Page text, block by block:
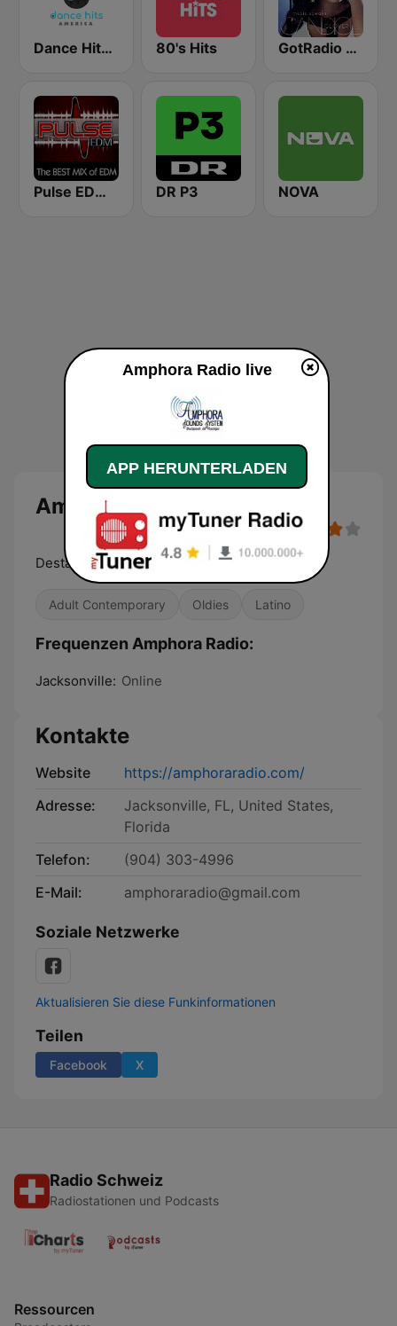
Dance Hits America 80's Hits GotRadio - Urban Lounge
Pulse EDM Dance Music DR P3 NOVA
Amphora Radio
Destapando la Nostalgia
Adult Contemporary Oldies Latino
Frequenzen Amphora Radio:
Jacksonville: Online
Kontakte
Website
https://amphoraradio.com/
Adresse:
Jacksonville, FL, United States,
Florida
Telefon:
(904) 303-4996
E-Mail:
amphoraradio@gmail.com
Soziale Netzwerke
Aktualisieren Sie diese Funkinformationen
Teilen
Facebook X
Radio Schweiz
Radiostationen und Podcasts
Ressourcen
Amphora Radio live
APP HERUNTERLADEN